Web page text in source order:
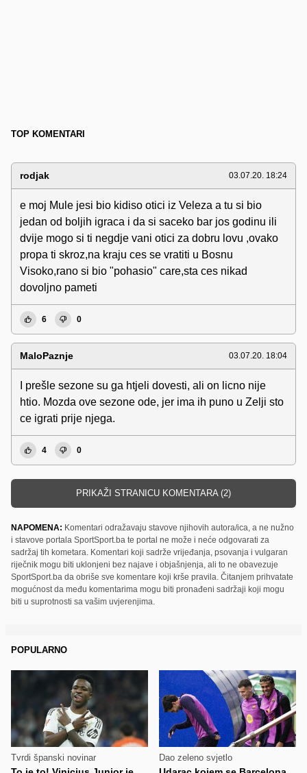
TOP KOMENTARI
rodjak 03.07.20. 18:24
e moj Mule jesi bio kidiso otici iz Veleza a tu si bio
jedan od boljih igraca i da si saceko bar jos godinu ili
dvije mogo si ti negdje vani otici za dobru lovu ,ovako
propa ti skroz,na kraju ces se vratiti u Bosnu
Visoko,rano si bio "pohasio" care,sta ces nikad
dovoljno pameti
6 0
MaloPaznje 03.07.20. 18:04
I prešle sezone su ga htjeli dovesti, ali on licno nije
htio. Mozda ove sezone ode, jer ima ih puno u Zelji sto
ce igrati prije njega.
4 0
PRIKAŽI STRANICU KOMENTARA (2)
NAPOMENA: Komentari odražavaju stavove njihovih autora/ica, a ne nužno
i stavove portala SportSport.ba te portal ne može i neće odgovarati za
sadržaj tih kometara. Komentari koji sadrže vrijeđanja, psovanja i vulgaran
riječnik mogu biti uklonjeni bez najave i objašnjenja, ali to ne obavezuje
SportSport.ba da obriše sve komentare koji krše pravila. Čitanjem prihvatate
mogućnost da među komentarima mogu biti pronađeni sadržaji koji mogu
biti u suprotnosti sa vašim uvjerenjima.
POPULARNO
Tvrdi španski novinar Dao zeleno svjetlo